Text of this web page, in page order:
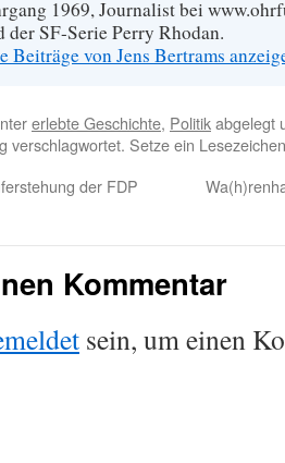
1969, Journalist bei
der SF-Serie Perry Rhodan.
Beiträge von Jens Bertrams
erlebte Geschichte, Politikabgelegt
verschlagwortet. Setze ein
der FDP
Kommentar
sein, um einen